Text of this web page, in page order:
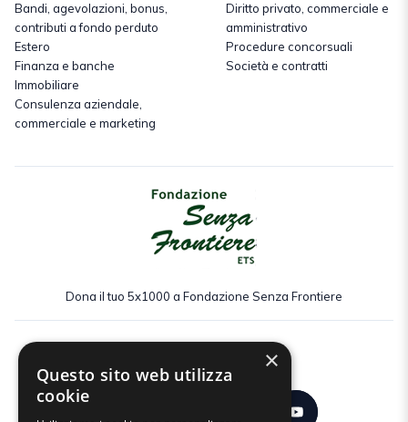
Bandi, agevolazioni, bonus,
contributi a fondo perduto
Estero
Finanza e banche
Immobiliare
Consulenza aziendale,
commerciale e marketing
Diritto privato, commerciale e
amministrativo
Procedure concorsuali
Società e contratti
Dona il tuo 5x1000 a Fondazione Senza Frontiere
×
Questo sito web utilizza
cookie